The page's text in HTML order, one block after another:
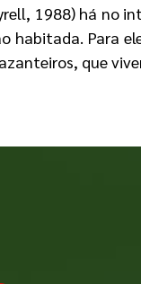
1988) há no
habitada. Para
que